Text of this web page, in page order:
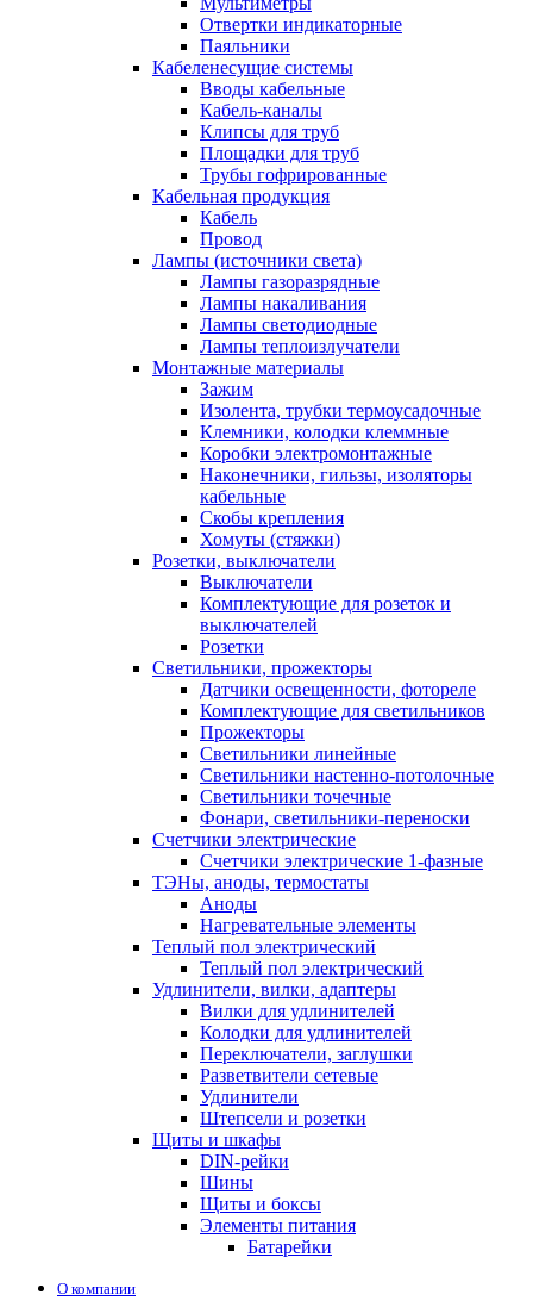
Отвертки индикаторные
Паяльники
Кабеленесущие системы
Вводы кабельные
Кабель-каналы
Клипсы для труб
Площадки для труб
Трубы гофрированные
Кабельная продукция
Кабель
Провод
Лампы (источники света)
Лампы газоразрядные
Лампы накаливания
Лампы светодиодные
Лампы теплоизлучатели
Монтажные материалы
Зажим
Изолента, трубки термоусадочные
Клемники, колодки клеммные
Коробки электромонтажные
Наконечники, гильзы, изоляторы
кабельные
Скобы крепления
Хомуты (стяжки)
Розетки, выключатели
Выключатели
Комплектующие для розеток и
выключателей
Розетки
Светильники, прожекторы
Датчики освещенности, фотореле
Комплектующие для светильников
Прожекторы
Светильники линейные
Светильники настенно-потолочные
Светильники точечные
Фонари, светильники-переноски
Счетчики электрические
Счетчики электрические 1-фазные
ТЭНы, аноды, термостаты
Аноды
Нагревательные элементы
Теплый пол электрический
Теплый пол электрический
Удлинители, вилки, адаптеры
Вилки для удлинителей
Колодки для удлинителей
Переключатели, заглушки
Разветвители сетевые
Удлинители
Штепсели и розетки
Щиты и шкафы
DIN-рейки
Шины
Щиты и боксы
Элементы питания
Батарейки
О компании